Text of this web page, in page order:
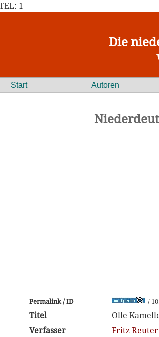
1
Die
Start Autoren
Permalink / ID /
Titel
Olle
Verfasser
Fritz Reuter